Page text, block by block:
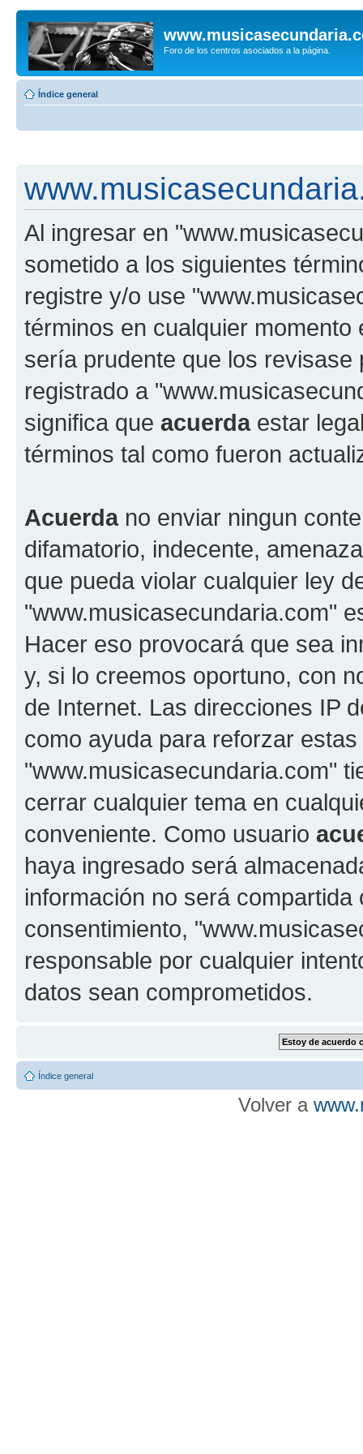
Foro de los centros asociados a la página.
Índice general
Al ingresar en
sometido a los siguientes
registre y/o use
términos en cualquier
sería prudente que los
registrado a
significa que acuerdaestar
términos tal como fueron
Acuerdano enviar ningun
difamatorio, indecente,
que pueda violar cualquier ley
"www.musicasecundaria.com"
Hacer eso provocará que sea
y, si lo creemos oportuno, con
de Internet. Las direcciones IP
como ayuda para reforzar
"www.musicasecundaria.com"
cerrar cualquier tema en
conveniente. Como usuario
haya ingresado será
información no será
consentimiento,
responsable por cualquier
datos sean comprometidos.
Índice general
Volver a